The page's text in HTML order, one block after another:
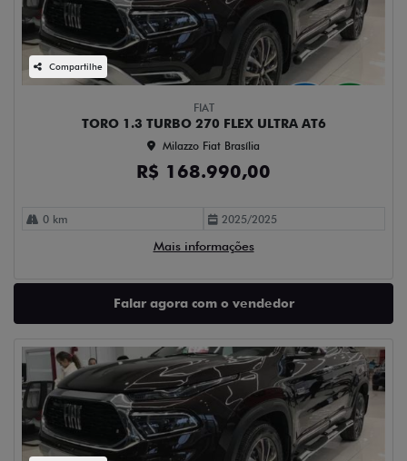
Compartilhe
FIAT
TORO 1.3 TURBO 270 FLEX ULTRA AT6
Milazzo Fiat Brasília
R$ 168.990,00
0 km 2025/2025
Mais informações
Falar agora com o vendedor